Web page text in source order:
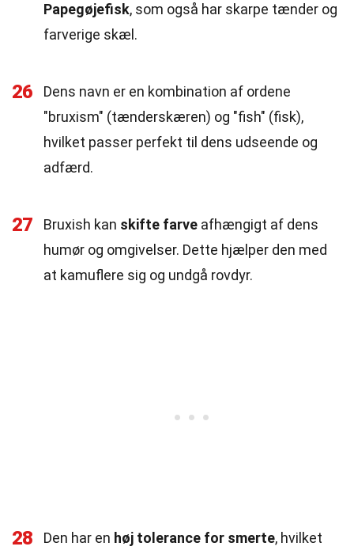
Papegøjefisk, som også har skarpe tænder og
farverige skæl.
26
Dens navn er en kombination af ordene
"bruxism" (tænderskæren) og "fish" (fisk),
hvilket passer perfekt til dens udseende og
adfærd.
27 Bruxish kan skifte farve afhængigt af dens
humør og omgivelser. Dette hjælper den med
at kamuflere sig og undgå rovdyr.
28 Den har en høj tolerance for smerte, hvilket